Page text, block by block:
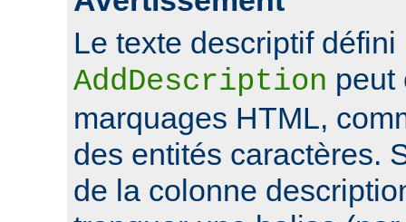
Le texte descriptif
AddDescription peut
marquages HTML,
des entités caractères.
de la colonne